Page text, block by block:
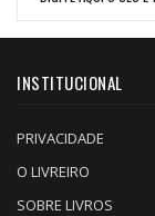
INSTITUCIONAL
PRIVACIDADE
O LIVREIRO
SOBRE LIVROS